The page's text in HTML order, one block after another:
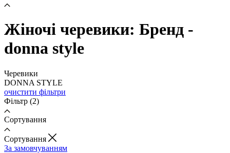
Жіночі черевики: Бренд -
donna style
Черевики
DONNA STYLE
очистити фільтри
Фільтр (2)
Сортування
Cортування
За замовчуванням